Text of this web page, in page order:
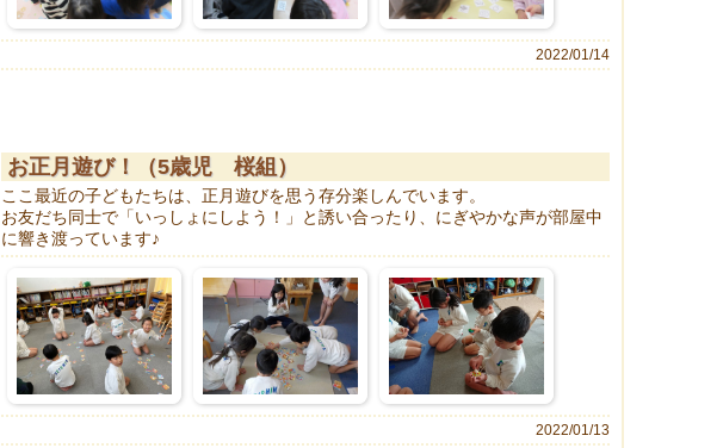
2022/01/14
お正月遊び！（5歳児 桜組）
ここ最近の子どもたちは、正月遊びを思う存分楽しんでいます。
お友だち同士で「いっしょにしよう！」と誘い合ったり、にぎやかな声が部屋中
に響き渡っています♪
2022/01/13